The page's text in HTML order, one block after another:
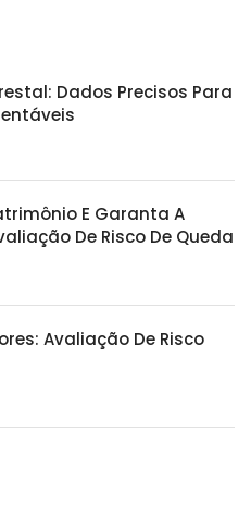
Dados Precisos Para
E Garanta A
De Risco De Queda
Avaliação De Risco